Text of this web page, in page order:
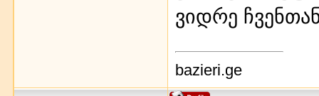
ვიდრე
bazieri.ge